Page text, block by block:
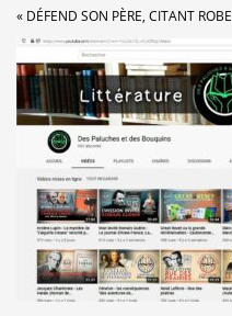
« DÉFEND SON PÈRE, CITANT